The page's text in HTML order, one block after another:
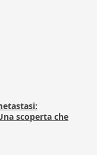
scoperta che